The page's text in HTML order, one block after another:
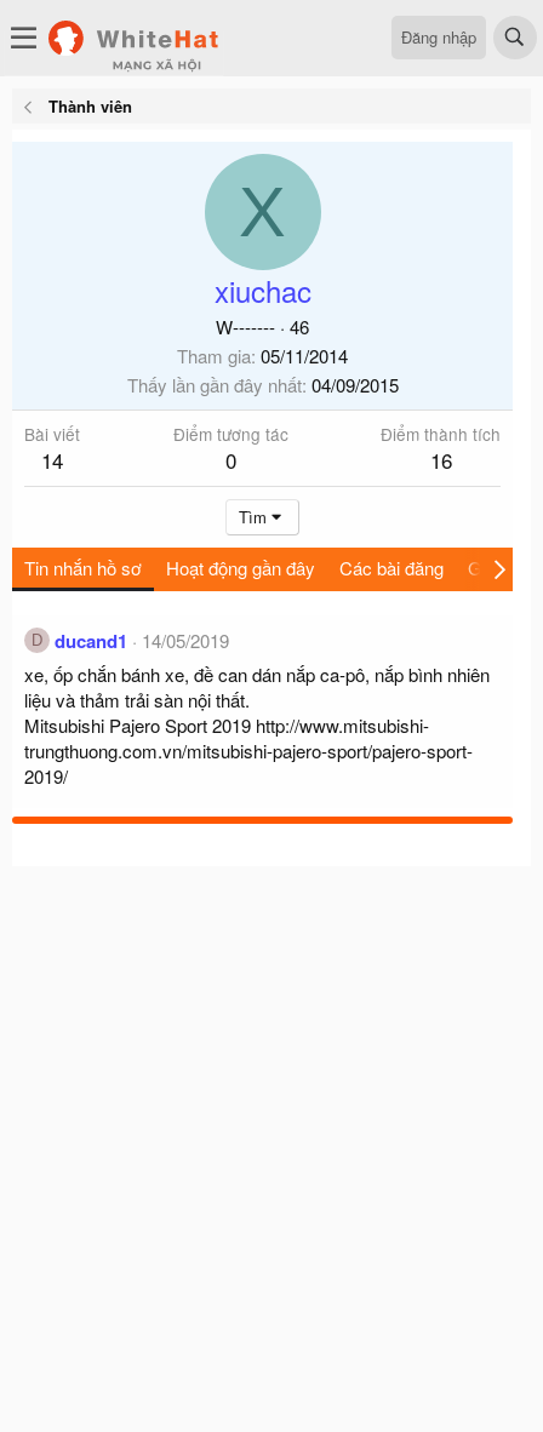
Đăng nhập
Thành viên
X
xiuchac
W------- · 46
Tham gia 05/11/2014
Thấy lần gần đây nhất 04/09/2015
Bài viết
14
Điểm tương tác
0
Điểm thành tích
16
Tìm
Tin nhắn hồ sơ Hoạt động gần đây Các bài đăng Giới thiệu
D ducand1
14/05/2019
xe, ốp chắn bánh xe, đề can dán nắp ca-pô, nắp bình nhiên
liệu và thảm trải sàn nội thất.
Mitsubishi Pajero Sport 2019 http://www.mitsubishi-
trungthuong.com.vn/mitsubishi-pajero-sport/pajero-sport-
2019/